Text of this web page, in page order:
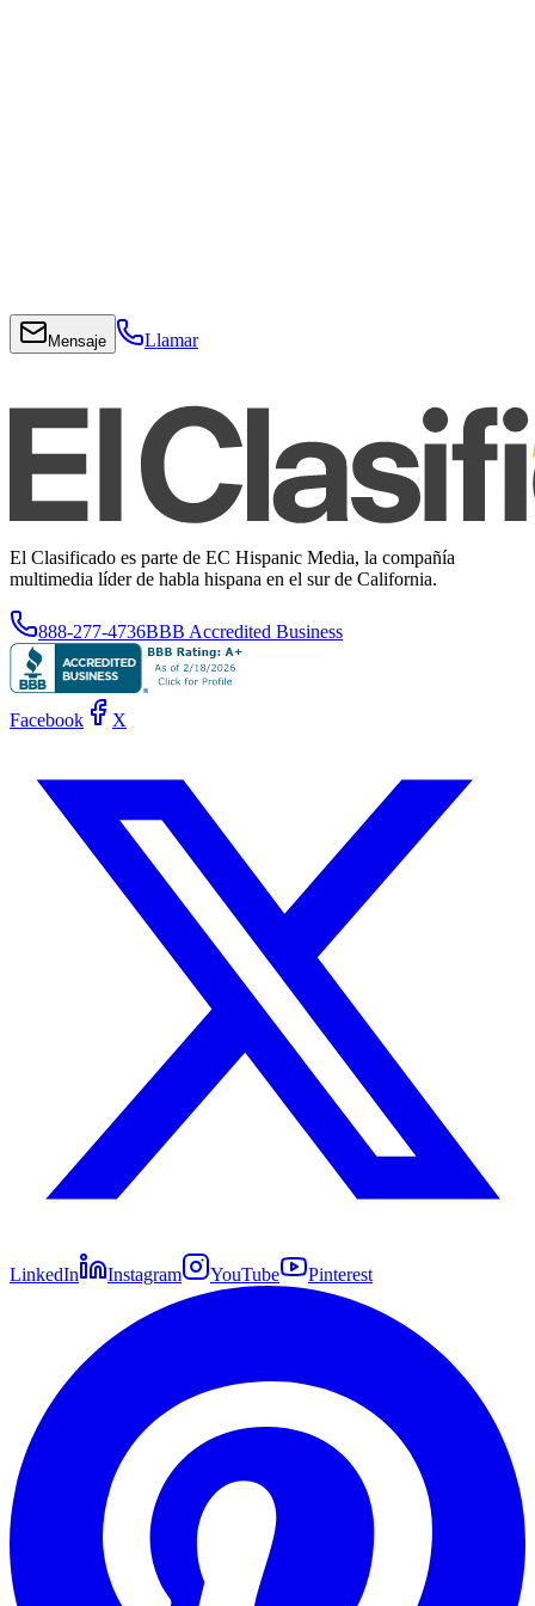
Mensaje Llamar
El Clasificado es parte de EC Hispanic Media, la compañía
multimedia líder de habla hispana en el sur de California.
888-277-4736BBB Accredited Business
Facebook X
LinkedIn Instagram YouTube Pinterest